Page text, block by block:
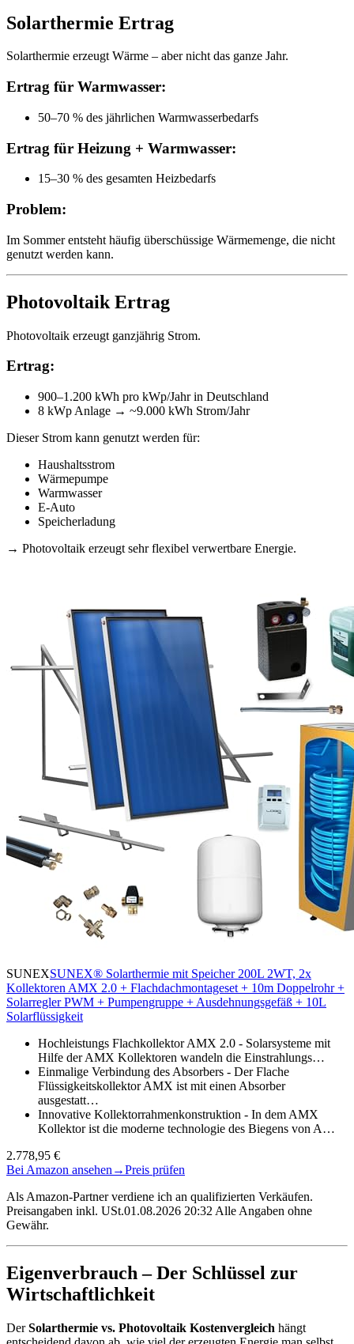
Solarthermie Ertrag
Solarthermie erzeugt Wärme – aber nicht das ganze Jahr.
Ertrag für Warmwasser:
50–70 % des jährlichen Warmwasserbedarfs
Ertrag für Heizung + Warmwasser:
15–30 % des gesamten Heizbedarfs
Problem:
Im Sommer entsteht häufig überschüssige Wärmemenge, die nicht
genutzt werden kann.
Photovoltaik Ertrag
Photovoltaik erzeugt ganzjährig Strom.
Ertrag:
900–1.200 kWh pro kWp/Jahr in Deutschland
8 kWp Anlage → ~9.000 kWh Strom/Jahr
Dieser Strom kann genutzt werden für:
Haushaltsstrom
Wärmepumpe
Warmwasser
E-Auto
Speicherladung
→ Photovoltaik erzeugt sehr flexibel verwertbare Energie.
SUNEXSUNEX® Solarthermie mit Speicher 200L 2WT, 2x
Kollektoren AMX 2.0 + Flachdachmontageset + 10m Doppelrohr +
Solarregler PWM + Pumpengruppe + Ausdehnungsgefäß + 10L
Solarflüssigkeit
Hochleistungs Flachkollektor AMX 2.0 - Solarsysteme mit
Hilfe der AMX Kollektoren wandeln die Einstrahlungs…
Einmalige Verbindung des Absorbers - Der Flache
Flüssigkeitskollektor AMX ist mit einen Absorber
ausgestatt…
Innovative Kollektorrahmenkonstruktion - In dem AMX
Kollektor ist die moderne technologie des Biegens von A…
2.778,95 €
Bei Amazon ansehen →Preis prüfen
Als Amazon-Partner verdiene ich an qualifizierten Verkäufen.
Preisangaben inkl. USt.01.08.2026 20:32 Alle Angaben ohne
Gewähr.
Eigenverbrauch – Der Schlüssel zur
Wirtschaftlichkeit
DerSolarthermie vs. Photovoltaik Kostenvergleich hängt